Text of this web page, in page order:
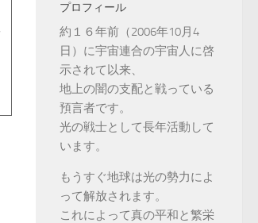
プロフィール
約１６年前（2006年10月4
日）に宇宙連合の宇宙人に啓
示されて以来、
地上の闇の支配と戦っている
預言者です。
光の戦士として長年活動して
います。
もうすぐ地球は光の勢力によ
って解放されます。
これによって真の平和と繁栄